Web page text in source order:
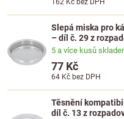
162 Kč bez DPH
Slepá miska pro
– díl č. 29 z
5 a více kusů
77 Kč
64 Kč bez DPH
Těsnění
díl č. 13 z